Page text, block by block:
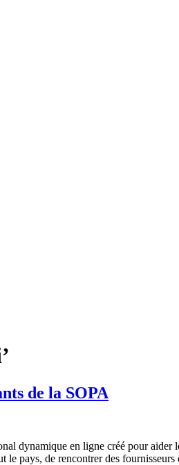
de la SOPA
dynamique en ligne créé pour
pays, de rencontrer des